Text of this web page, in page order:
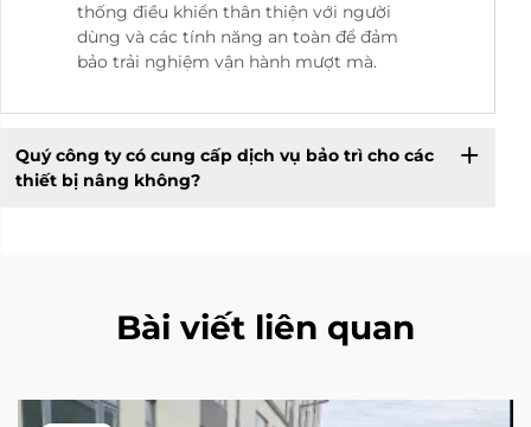
thống điều khiển thân thiện với người
dùng và các tính năng an toàn để đảm
bảo trải nghiệm vận hành mượt mà.
Quý công ty có cung cấp dịch vụ bảo trì cho các
thiết bị nâng không?
Bài viết liên quan